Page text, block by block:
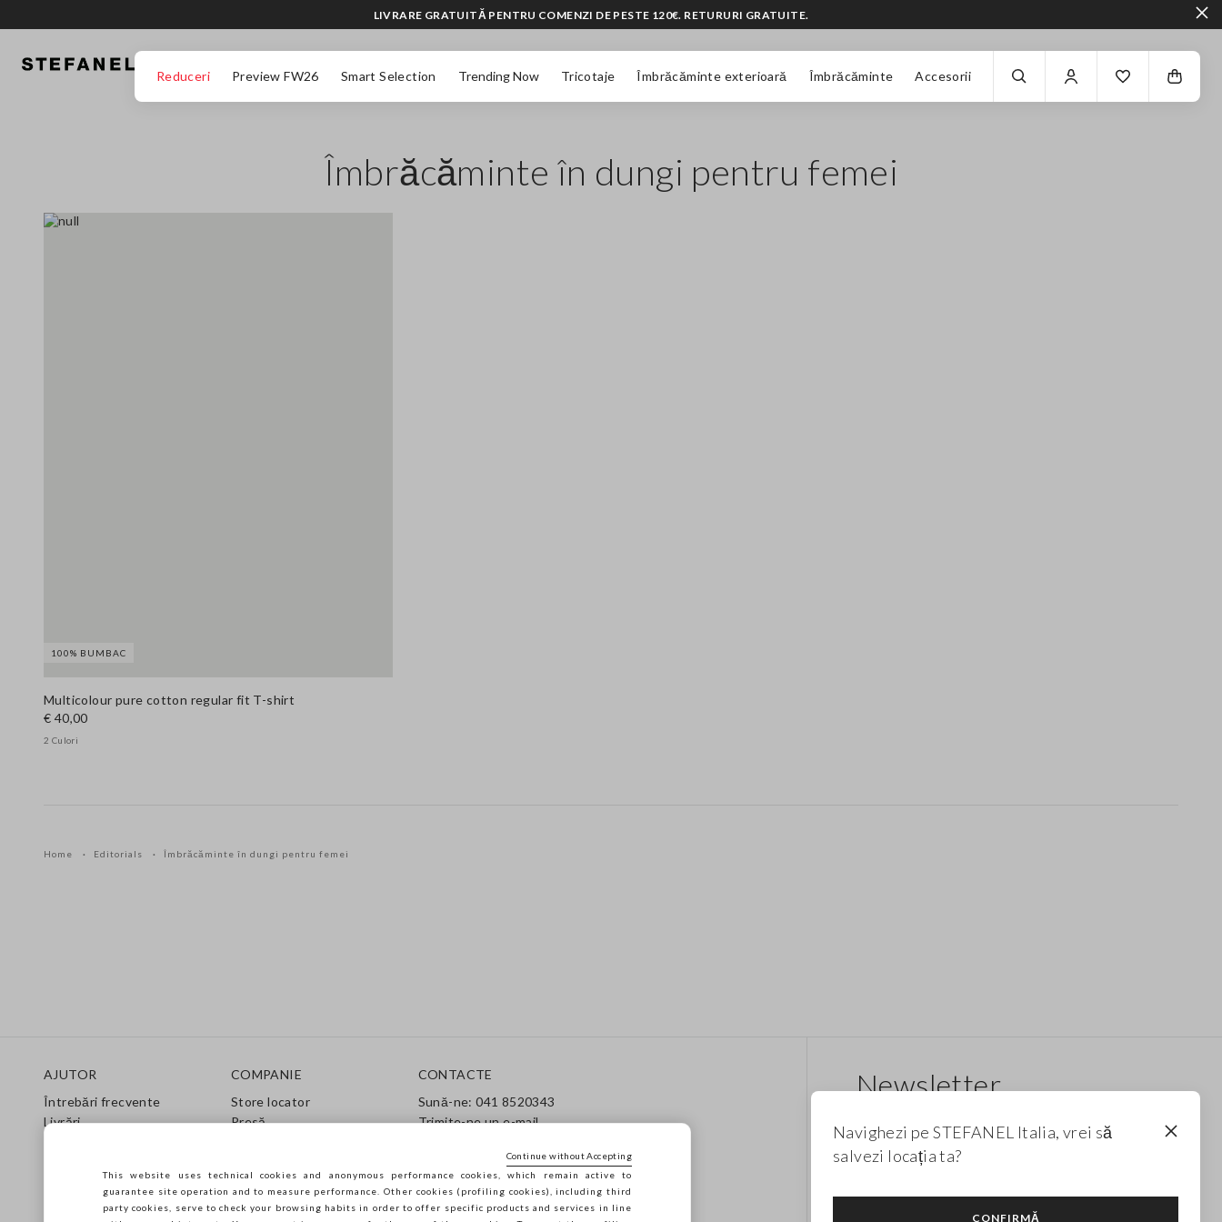
Reduceri Preview FW26 Smart Selection Trending Now Tricotaje Îmbrăcăminte exterioară Îmbrăcăminte Accesorii
LIVRARE GRATUITĂ PENTRU COMENZI DE PESTE 120€. RETURURI GRATUITE.
Îmbrăcăminte în dungi pentru femei
100% BUMBAC
Multicolour pure cotton regular fit T-shirt
€ 40,00
2 Culori
Home Editorials Îmbrăcăminte în dungi pentru femei
AJUTOR
Întrebări frecvente
Livrări
Ghid de îngrijire
Ghid de mărimi
COMPANIE
Store locator
Presă
Accesibilitate
Sustenabilitate
CONTACTE
Sună-ne: 041 8520343
Trimite-ne un e-mail
Newsletter
și promoții. Pentru tine, reducere de 10%.
Navighezi pe STEFANEL Italia, vrei să
salvezi locația ta?
CONFIRMĂ
This website uses technical cookies and anonymous performance cookies, which remain active to
guarantee site operation and to measure performance. Other cookies (profiling cookies), including third
party cookies, serve to check your browsing habits in order to offer specific products and services in line
Continue without Accepting